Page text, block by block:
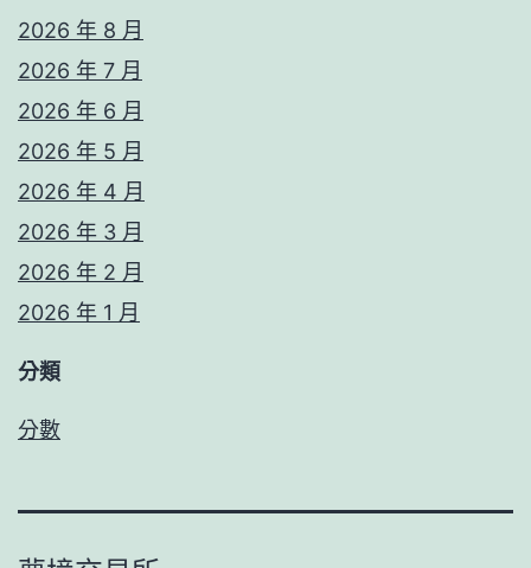
2026 年 8 月
2026 年 7 月
2026 年 6 月
2026 年 5 月
2026 年 4 月
2026 年 3 月
2026 年 2 月
2026 年 1 月
分類
分數